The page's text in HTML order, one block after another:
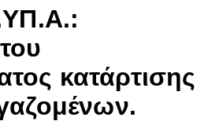
κατάρτισης